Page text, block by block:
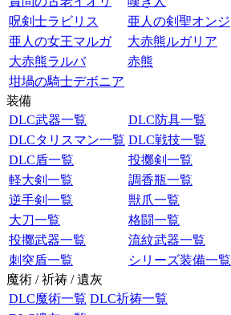
呪剣士ラビリス
亜人の剣聖オンジ
亜人の女王マルガ
大赤熊ルガリア
大赤熊ラルバ
赤熊
坩堝の騎士デボニア
装備
DLC武器一覧
DLC防具一覧
DLCタリスマン一覧 DLC戦技一覧
DLC盾一覧
投擲剣一覧
軽大剣一覧
調香瓶一覧
逆手剣一覧
獣爪一覧
大刀一覧
格闘一覧
投擲武器一覧
流紋武器一覧
刺突盾一覧
シリーズ装備一覧
魔術 / 祈祷 / 遺灰
DLC魔術一覧 DLC祈祷一覧